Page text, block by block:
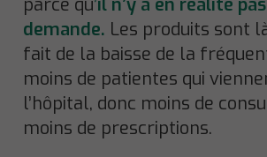
parce qu’il n’y a en réalité
demande. Les produits sont
fait de la baisse de la
moins de patientes qui
l’hôpital, donc moins de
moins de prescriptions.